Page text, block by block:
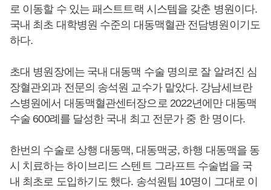
로 이동할 수 있는 패스트트랙 시스템을 갖춘 병원이다.
국내 최초 대학병원 수준의 대동맥혈관 전담병원이기도
하다.
초대 병원장에는 국내 대동맥 수술 명의로 잘 알려진 심
장혈관외과 전문의 송석원 교수가 맡았다. 강남세브란
스병원에서 대동맥혈관센터장으로 2022년에만 대동맥
수술 600례를 달성한 국내 최고 전문가 중 한 명이다.
한번의 수술로 상행 대동맥, 대동맥궁, 하행 대동맥을 동
시 치료하는 하이브리드 스텐트 그라프트 수술법을 국
내 최초로 도입하기도 했다. 송석원팀 10명이 그대로 이